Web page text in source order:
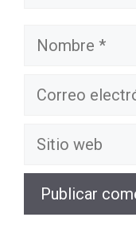
Nombre
Correo
Sitio